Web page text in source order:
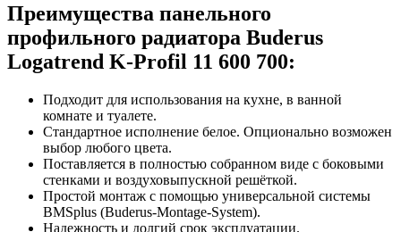
Преимущества панельного
профильного радиатора Buderus
Logatrend K-Profil 11 600 700:
Подходит для использования на кухне, в ванной
комнате и туалете.
Стандартное исполнение белое. Опционально возможен
выбор любого цвета.
Поставляется в полностью собранном виде с боковыми
стенками и воздуховыпускной решёткой.
Простой монтаж с помощью универсальной системы
BMSplus (Buderus-Montage-System).
Надежность и долгий срок эксплуатации.